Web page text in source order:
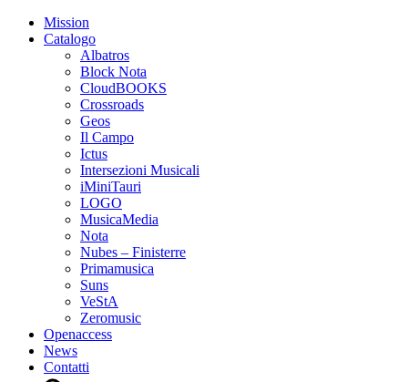
Mission
Catalogo
Albatros
Block Nota
CloudBOOKS
Crossroads
Geos
Il Campo
Ictus
Intersezioni Musicali
iMiniTauri
LOGO
MusicaMedia
Nota
Nubes – Finisterre
Primamusica
Suns
VeStA
Zeromusic
Openaccess
News
Contatti